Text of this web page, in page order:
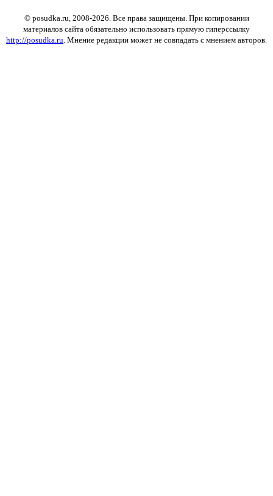
© posudka.ru, 2008-2026. Все права защищены. При копировании
материалов сайта обязательно использовать прямую гиперссылку
http://posudka.ru . Мнение редакции может не совпадать с мнением авторов.